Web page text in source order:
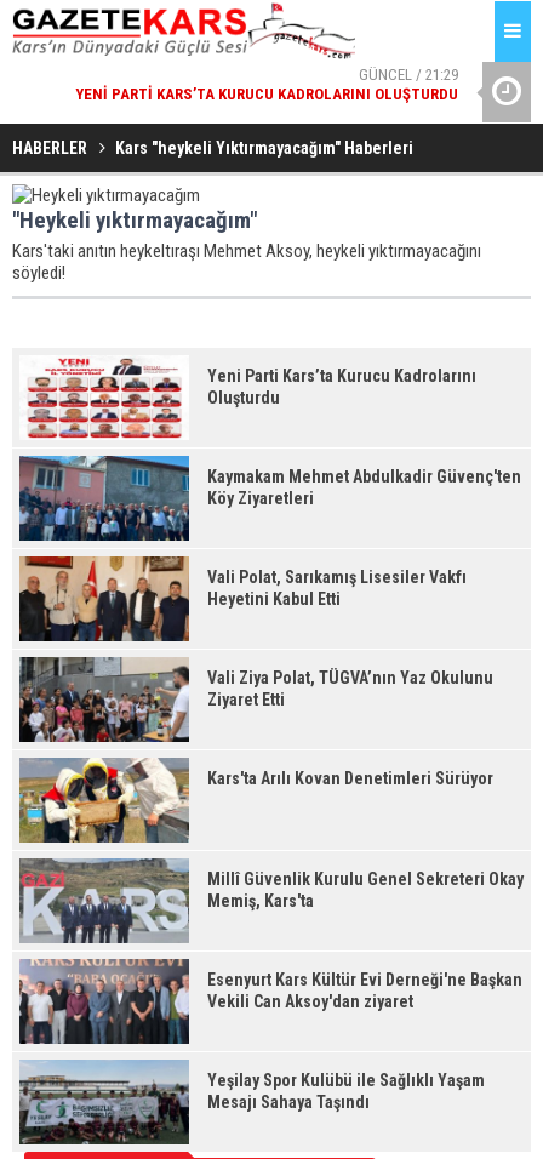
YENI PARTI KARS’TA KURUCU KADROLARINI OLUŞTURDU
GÜNCEL / 21:29
KAYMAKAM MEHMET ABDULKADIR GÜVENÇ'TEN KÖY
ZIYARETLERI
VALI
HABERLER Kars "heykeli Yıktırmayacağım" Haberleri
"Heykeli yıktırmayacağım"
Kars'taki anıtın heykeltıraşı Mehmet Aksoy, heykeli yıktırmayacağını
söyledi!
Yeni Parti Kars’ta Kurucu Kadrolarını
Oluşturdu
Kaymakam Mehmet Abdulkadir Güvenç'ten
Köy Ziyaretleri
Vali Polat, Sarıkamış Lisesiler Vakfı
Heyetini Kabul Etti
Vali Ziya Polat, TÜGVA’nın Yaz Okulunu
Ziyaret Etti
Kars'ta Arılı Kovan Denetimleri Sürüyor
Millî Güvenlik Kurulu Genel Sekreteri Okay
Memiş, Kars'ta
Esenyurt Kars Kültür Evi Derneği'ne Başkan
Vekili Can Aksoy'dan ziyaret
Yeşilay Spor Kulübü ile Sağlıklı Yaşam
Mesajı Sahaya Taşındı